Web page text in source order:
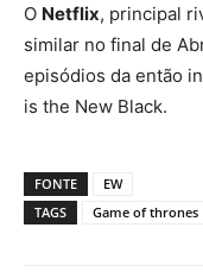
O Netflix, principal
similar no final de
episódios da então
is the New Black.
FONTE
EW
TAGS
Game of thrones